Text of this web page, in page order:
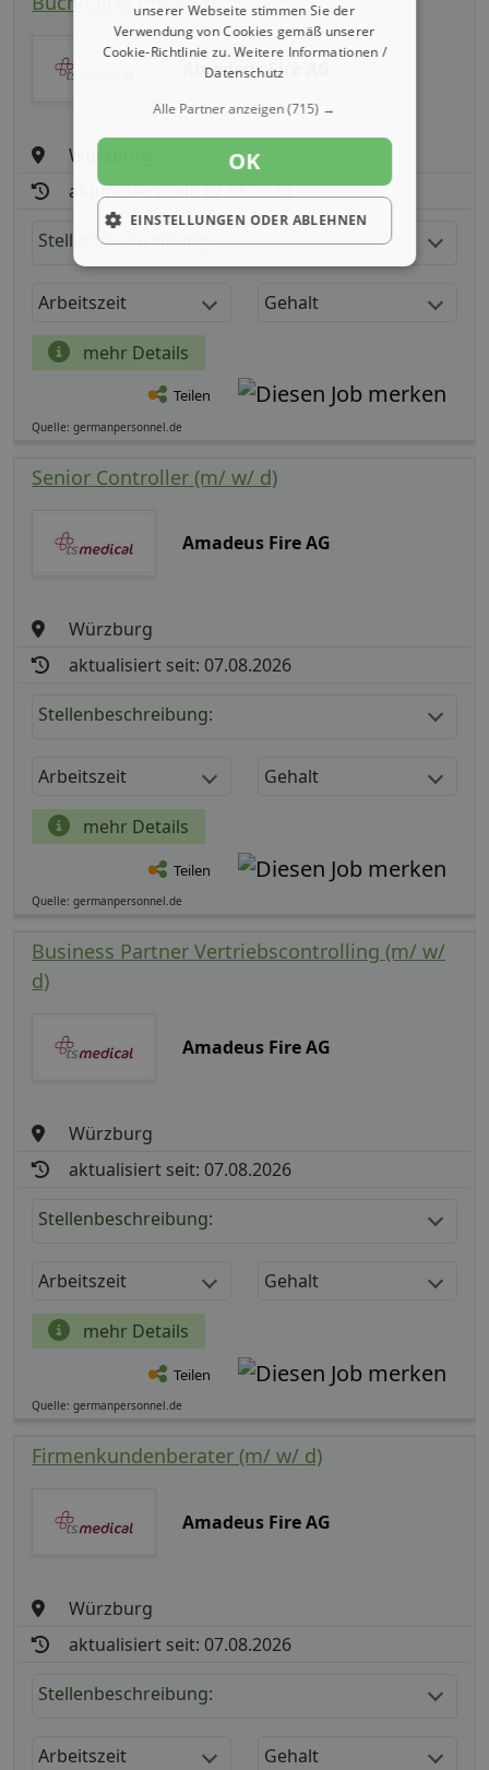
Amadeus Fire AG
Würzburg
aktualisiert seit: 07.08.2026
Stellenbeschreibung:
Arbeitszeit Gehalt
mehr Details
Teilen
Quelle: germanpersonnel.de
Senior Controller (m/ w/ d)
Amadeus Fire AG
Würzburg
aktualisiert seit: 07.08.2026
Stellenbeschreibung:
Arbeitszeit Gehalt
mehr Details
Teilen
Quelle: germanpersonnel.de
Business Partner Vertriebscontrolling (m/ w/
d)
Amadeus Fire AG
Würzburg
aktualisiert seit: 07.08.2026
Stellenbeschreibung:
Arbeitszeit Gehalt
mehr Details
Teilen
Quelle: germanpersonnel.de
Firmenkundenberater (m/ w/ d)
Amadeus Fire AG
Würzburg
aktualisiert seit: 07.08.2026
Stellenbeschreibung:
Arbeitszeit Gehalt
unserer Webseite stimmen Sie der
Verwendung von Cookies gemäß unserer
Cookie-Richtlinie zu.Weitere Informationen /
Datenschutz
Alle Partner anzeigen(715) →
OK
EINSTELLUNGEN ODER ABLEHNEN